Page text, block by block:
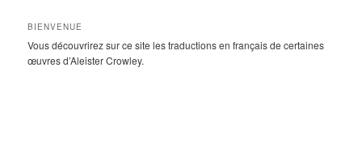
h
r
c
BIENVENUE
Vous découvrirez sur ce site les traductions en français de certaines
œuvres d’Aleister Crowley.